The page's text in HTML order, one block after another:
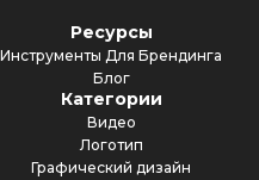
Ресурсы
Инструменты Для Брендинга
Блог
Категории
Видео
Логотип
Графический дизайн